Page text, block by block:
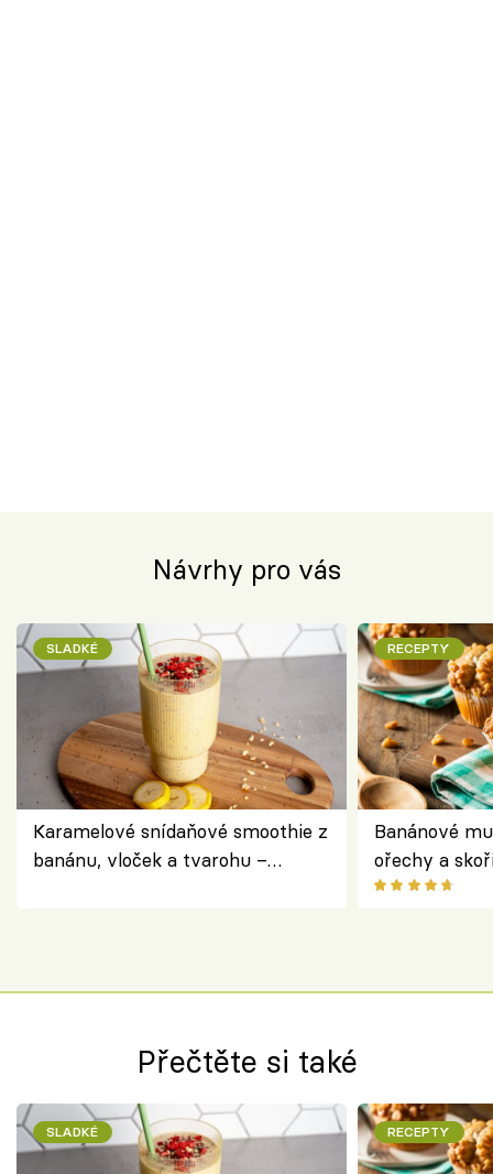
Návrhy pro vás
SLADKÉ
Karamelové snídaňové smoothie z
banánu, vloček a tvarohu –
RECEPTY
Banánové
ořechy a
Přečtěte si také
SLADKÉ RECEPTY